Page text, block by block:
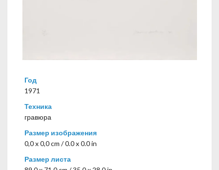
Год
1971
Техника
гравюра
Размер изображения
0,0 x 0,0 cm / 0.0 x 0.0 in
Размер листа